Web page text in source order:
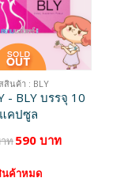
สินค้า : BLY
- BLY บรรจุ 10
แคปซูล
ท590 บาท
ค้าหมด